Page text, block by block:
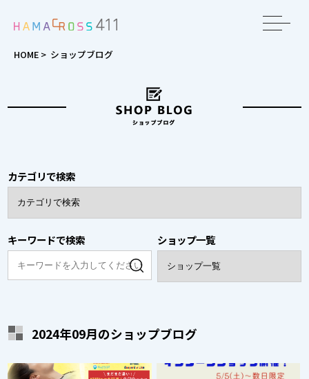
HOME > ショップブログ
カテゴリで検索
キーワードで検索 ショップ一覧
2024年09月のショップブログ